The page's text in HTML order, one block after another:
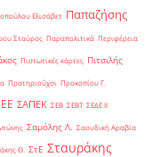
Ελισάβετ Παπαζήσης
Σταύρος Παραπολιτικά Περιφέρεια
Πιστωτικές κάρτες Πιτσιλής
Πρατηριούχοι Προκοπίου Γ.
ΣΑΠΕΚ ΣΕΒ ΣΕΒΤ ΣΕΔΕ ΙΙ
Σαμόλης Λ. Σαουδική Αραβία
Θ. ΣτΕ Σταυράκης